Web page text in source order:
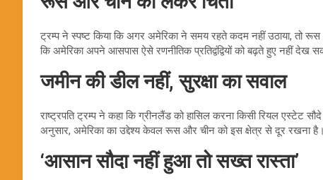
ट्रम्प ने स्पष्ट किया कि अगर अमेरिका ने समय रहते कदम नहीं उठाया,
कि अमेरिका अपने आसपास ऐसे रणनीतिक प्रतिद्वंद्वियों को बढ़ते हुए नहीं देख
जमीन की डील नहीं, सुरक्षा का सवाल
राष्ट्रपति ट्रम्प ने कहा कि ग्रीनलैंड को हासिल करना किसी रियल एस्टेट
अनुसार, अमेरिका का उद्देश्य केवल रूस और चीन को इस क्षेत्र से दूर रखना है।
‘आसान सौदा नहीं हुआ तो सख्त रास्ता’